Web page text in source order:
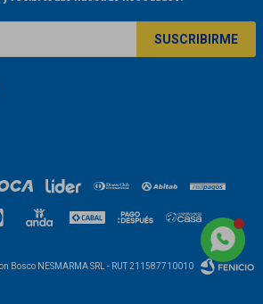
SUSCRIBIRME
Bosco NESMARMA SRL - RUT 211587710010